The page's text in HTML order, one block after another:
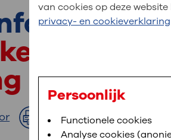
navigatie
bent u naar
,MijnOLVG,Uw
medische
In MijnOLVG kunt u uw
het u uitkomt. OLVG breidt
u
Afdrukken
van cookies op deze
privacy- en cookieverklaring
Persoonlijk
Functionele cookies
Analyse cookies